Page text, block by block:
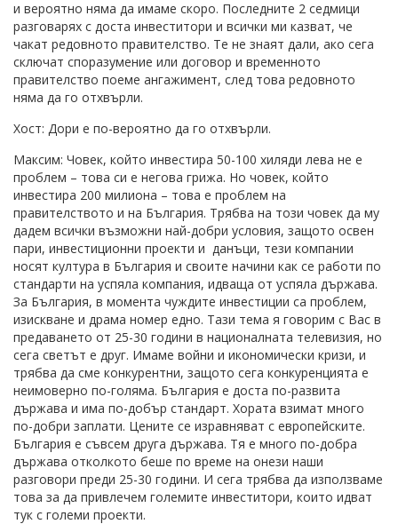
и вероятно няма да имаме скоро. Последните 2 седмици
разговарях с доста инвеститори и всички ми казват, че
чакат редовното правителство. Те не знаят дали, ако сега
сключат споразумение или договор и временното
правителство поеме ангажимент, след това редовното
няма да го отхвърли.
Хост: Дори е по-вероятно да го отхвърли.
Максим: Човек, който инвестира 50-100 хиляди лева не е
проблем – това си е негова грижа. Но човек, който
инвестира 200 милиона – това е проблем на
правителството и на България. Трябва на този човек да му
дадем всички възможни най-добри условия, защото освен
пари, инвестиционни проекти и данъци, тези компании
носят култура в България и своите начини как се работи по
стандарти на успяла компания, идваща от успяла държава.
За България, в момента чуждите инвестиции са проблем,
изискване и драма номер едно. Тази тема я говорим с Вас в
предаването от 25-30 години в националната телевизия, но
сега светът е друг. Имаме войни и икономически кризи, и
трябва да сме конкурентни, защото сега конкуренцията е
неимоверно по-голяма. България е доста по-развита
държава и има по-добър стандарт. Хората взимат много
по-добри заплати. Цените се изравняват с европейските.
България е съвсем друга държава. Тя е много по-добра
държава отколкото беше по време на онези наши
разговори преди 25-30 години. И сега трябва да използваме
това за да привлечем големите инвеститори, които идват
тук с големи проекти.